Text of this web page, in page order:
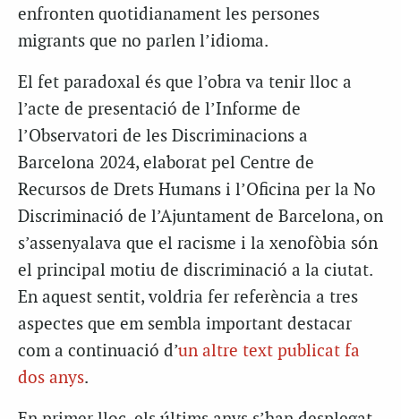
enfronten quotidianament les persones
migrants que no parlen l’idioma.
El fet paradoxal és que l’obra va tenir lloc a
l’acte de presentació de l’Informe de
l’Observatori de les Discriminacions a
Barcelona 2024, elaborat pel Centre de
Recursos de Drets Humans i l’Oficina per la No
Discriminació de l’Ajuntament de Barcelona, on
s’assenyalava que el racisme i la xenofòbia són
el principal motiu de discriminació a la ciutat.
En aquest sentit, voldria fer referència a tres
aspectes que em sembla important destacar
com a continuació d’un altre text publicat fa
dos anys.